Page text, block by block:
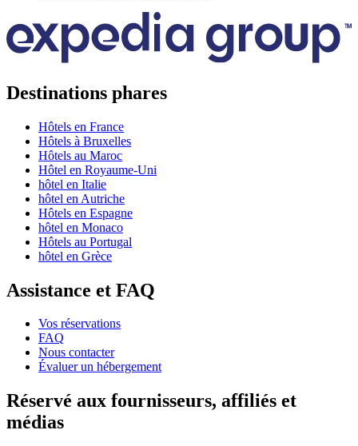
Destinations phares
Hôtels en France
Hôtels à Bruxelles
Hôtels au Maroc
Hôtel en Royaume-Uni
hôtel en Italie
hôtel en Autriche
Hôtels en Espagne
hôtel en Monaco
Hôtels au Portugal
hôtel en Grèce
Assistance et FAQ
Vos réservations
FAQ
Nous contacter
Évaluer un hébergement
Réservé aux fournisseurs, affiliés et
médias